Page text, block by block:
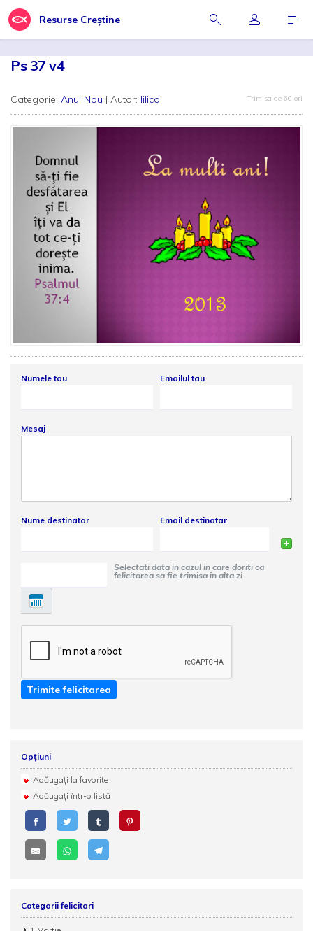
Resurse Creștine
Ps 37 v4
Categorie: Anul Nou | Autor: lilico Trimisa de 60 ori
Numele tau Emailul tau
Mesaj
Nume destinatar Email destinatar
Selectati data in cazul in care doriti ca
felicitarea sa fie trimisa in alta zi
Trimite felicitarea
Opțiuni
Adăugați la favorite
Adăugați într-o listă
Categorii felicitari